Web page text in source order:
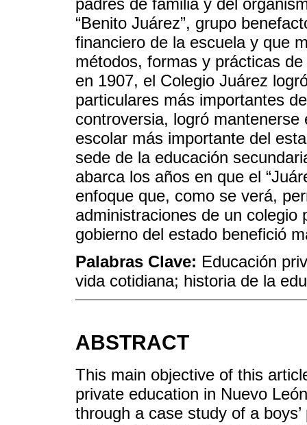
“Benito Juárez”, grupo
financiero de la escuela y que
métodos, formas y prácticas
en 1907, el Colegio Juárez
particulares más importantes
controversia, logró
escolar más importante del
sede de la educación
abarca los años en que el
enfoque que, como se verá,
administraciones de un colegio
gobierno del estado benefició
Palabras Clave: Educación
vida cotidiana; historia de la
ABSTRACT
This main objective of this
private education in Nuevo
through a case study of a